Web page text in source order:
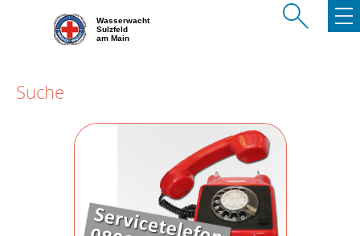
Wasserwacht
Sulzfeld
am Main
Suche